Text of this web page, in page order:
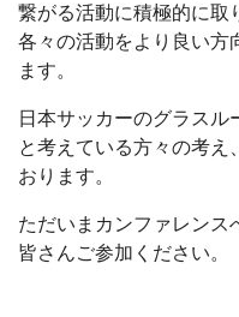
繋がる活動に積極的に取
各々の活動をより良い方
ます。
日本サッカーのグラス
と考えている方々の考え
おります。
ただいまカンファレンス
皆さんご参加ください。